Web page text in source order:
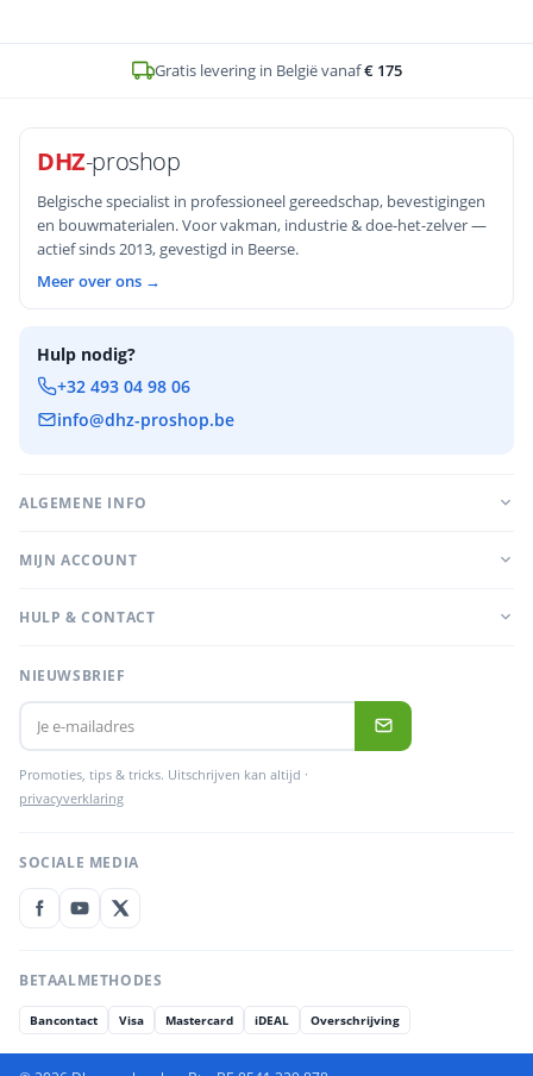
Op voorraad en voor16ubesteld, zelfde werkdag verstuurd
DHZ-proshop
Belgische specialist in professioneel gereedschap, bevestigingen
en bouwmaterialen. Voor vakman, industrie & doe-het-zelver —
actief sinds 2013, gevestigd in Beerse.
Meer over ons →
Hulp nodig?
+32 493 04 98 06
info@dhz-proshop.be
ALGEMENE INFO
MIJN ACCOUNT
HULP & CONTACT
NIEUWSBRIEF
Promoties, tips & tricks. Uitschrijven kan altijd ·
privacyverklaring
SOCIALE MEDIA
BETAALMETHODES
Bancontact Visa Mastercard iDEAL Overschrijving